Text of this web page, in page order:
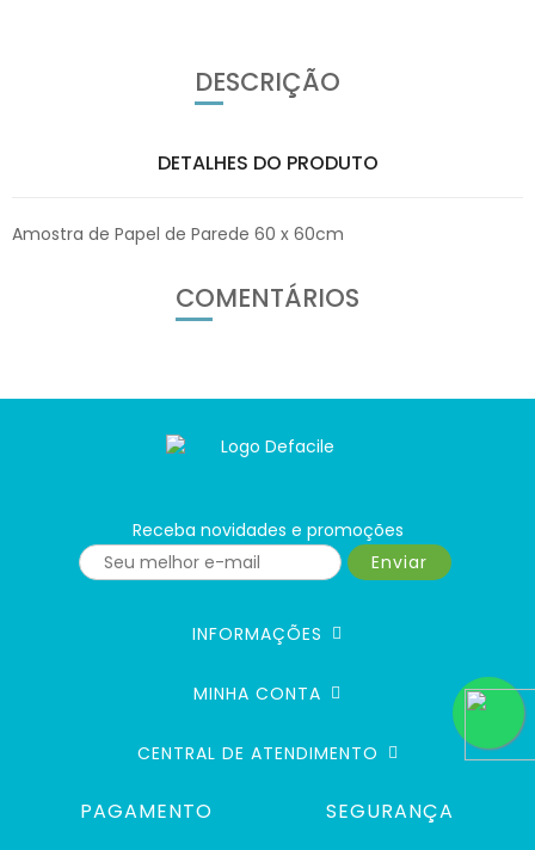
DESCRIÇÃO
DETALHES DO PRODUTO
Amostra de Papel de Parede 60 x 60cm
COMENTÁRIOS
Receba novidades e promoções
Enviar
INFORMAÇÕES
MINHA CONTA
CENTRAL DE ATENDIMENTO
PAGAMENTO SEGURANÇA